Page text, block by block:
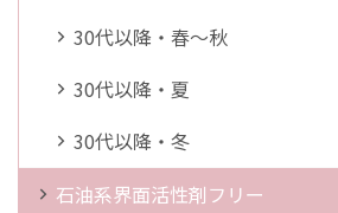
30代以降・春～秋
30代以降・夏
30代以降・冬
石油系界面活性剤フリー